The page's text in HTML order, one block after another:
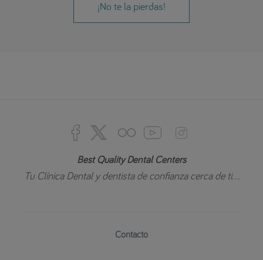
¡No te la pierdas!
Best Quality Dental Centers
Tu Clínica Dental y dentista de confianza cerca de ti...
Contacto